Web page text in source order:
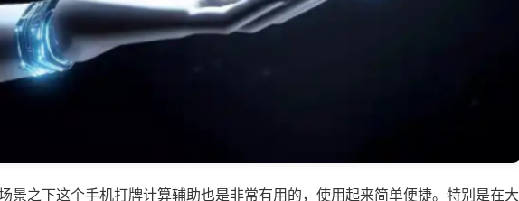
景之下这个手机打牌计算辅助也是非常有用的，使用起来简单便捷。特别是在大